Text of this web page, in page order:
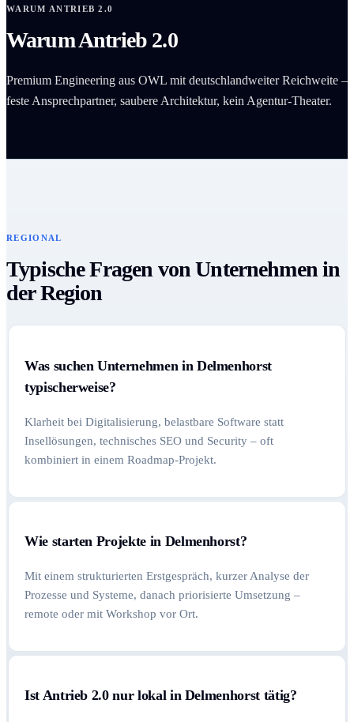
WARUM ANTRIEB 2.0
Warum Antrieb 2.0
Premium Engineering aus OWL mit deutschlandweiter Reichweite –
feste Ansprechpartner, saubere Architektur, kein Agentur-Theater.
REGIONAL
Typische Fragen von Unternehmen in
der Region
Was suchen Unternehmen in Delmenhorst
typischerweise?
Klarheit bei Digitalisierung, belastbare Software statt
Insellösungen, technisches SEO und Security – oft
kombiniert in einem Roadmap-Projekt.
Wie starten Projekte in Delmenhorst?
Mit einem strukturierten Erstgespräch, kurzer Analyse der
Prozesse und Systeme, danach priorisierte Umsetzung –
remote oder mit Workshop vor Ort.
Ist Antrieb 2.0 nur lokal in Delmenhorst tätig?